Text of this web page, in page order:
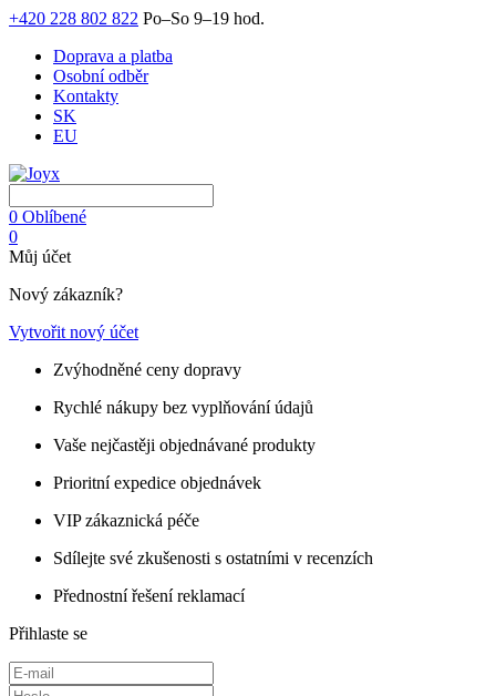
+420 228 802 822 Po–So 9–19 hod.
Doprava a platba
Osobní odběr
Kontakty
SK
EU
0 Oblíbené
0
Můj účet
Nový zákazník?
Vytvořit nový účet
Zvýhodněné ceny dopravy
Rychlé nákupy bez vyplňování údajů
Vaše nejčastěji objednávané produkty
Prioritní expedice objednávek
VIP zákaznická péče
Sdílejte své zkušenosti s ostatními v recenzích
Přednostní řešení reklamací
Přihlaste se